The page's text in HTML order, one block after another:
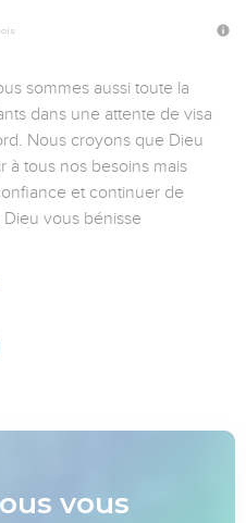
sommes aussi toute la
dans une attente de visa
Nous croyons que Dieu
à tous nos besoins mais
et continuer de
vous bénisse
vous